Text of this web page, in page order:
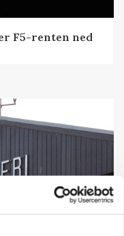
F5-renten ned